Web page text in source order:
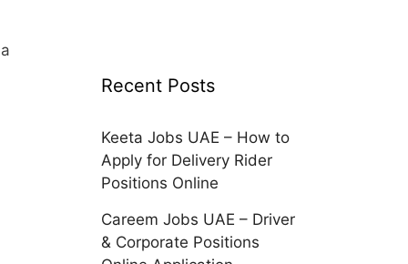
Recent Posts
Keeta Jobs UAE – How to
Apply for Delivery Rider
Positions Online
Careem Jobs UAE – Driver
& Corporate Positions